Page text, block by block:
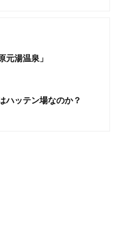
湯温泉」
ハッテン場なのか？